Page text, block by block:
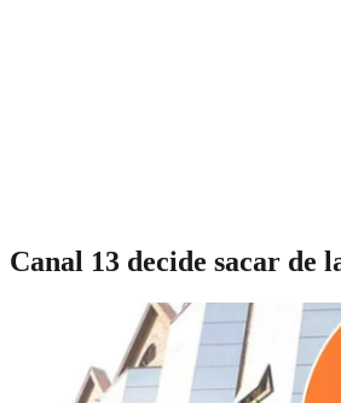
Canal 13 decide sacar de